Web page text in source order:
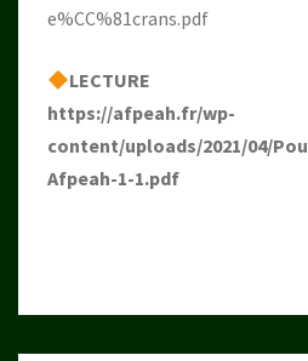
e%CC%81crans.pdf
LECTURE
https://afpeah.fr/wp-
content/uploads/2021/04/
Afpeah-1-1.pdf